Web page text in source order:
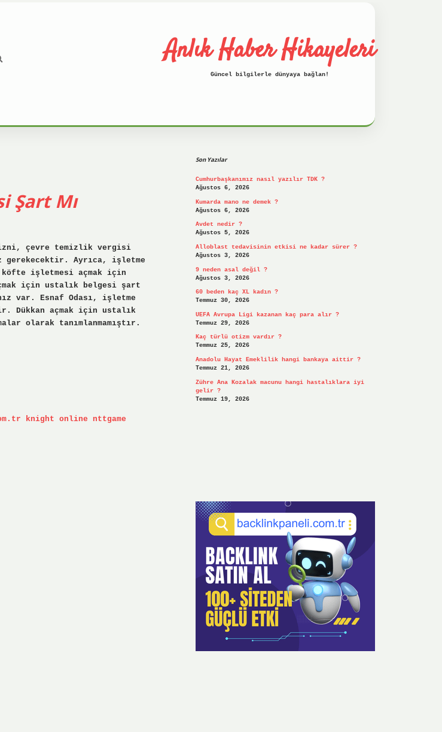
Anlık Haber Hikayeleri
Güncel bilgilerle dünyaya bağlan!
Şart Mı
izni, çevre temizlik vergisi
gerekecektir. Ayrıca, işletme
köfte işletmesi açmak için
için ustalık belgesi şart
var. Esnaf Odası, işletme
Dükkan açmak için ustalık
olarak tanımlanmamıştır.
knight online
nttgame
Son Yazılar
Cumhurbaşkanımız nasıl yazılır TDK ?
Ağustos 6, 2026
Kumarda mano ne demek ?
Ağustos 6, 2026
Avdet nedir ?
Ağustos 5, 2026
Alloblast tedavisinin etkisi ne kadar sürer ?
Ağustos 3, 2026
9 neden asal değil ?
Ağustos 3, 2026
60 beden kaç XL kadın ?
Temmuz 30, 2026
UEFA Avrupa Ligi kazanan kaç para alır ?
Temmuz 29, 2026
Kaç türlü otizm vardır ?
Temmuz 25, 2026
Anadolu Hayat Emeklilik hangi bankaya aittir ?
Temmuz 21, 2026
Zühre Ana Kozalak macunu hangi hastalıklara iyi
gelir ?
Temmuz 19, 2026